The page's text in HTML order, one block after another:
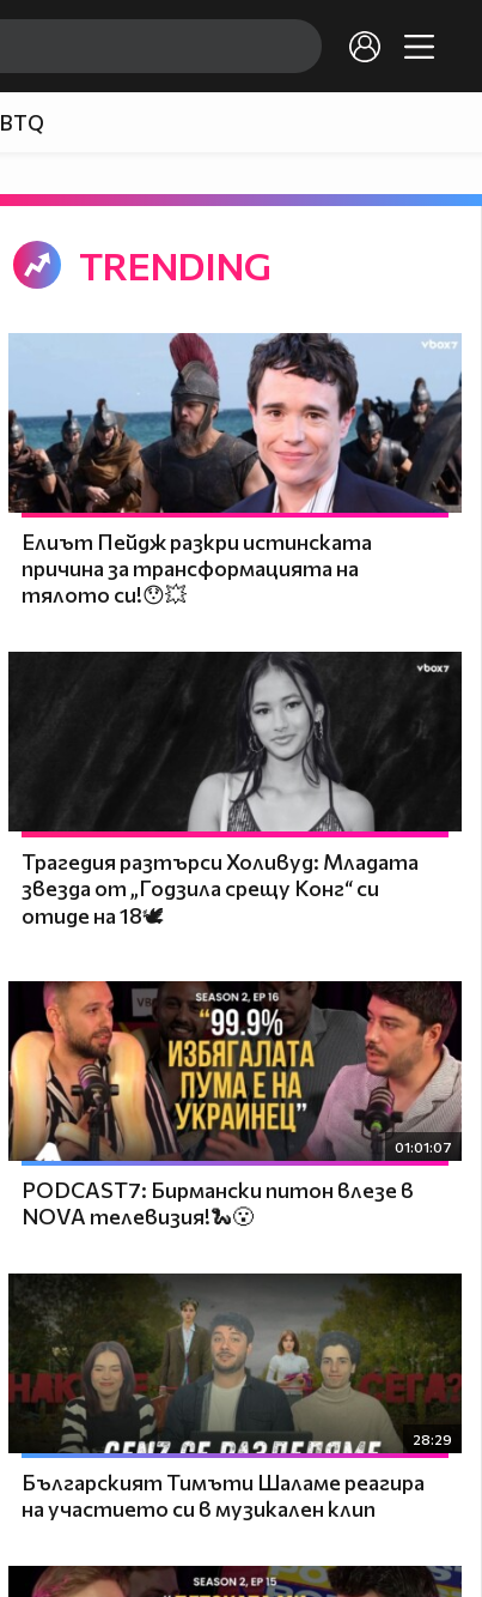
TRENDING
Елиът Пейдж разкри истинската
причина за трансформацията на
тялото си!😯💥
Трагедия разтърси Холивуд: Младата
звезда от „Годзила срещу Конг“ си
отиде на 18🕊️
01:01:07
PODCAST7: Бирмански питон влезе в
NOVA телевизия!🐍😮
28:29
Българският Тимъти Шаламе реагира
на участието си в музикален клип